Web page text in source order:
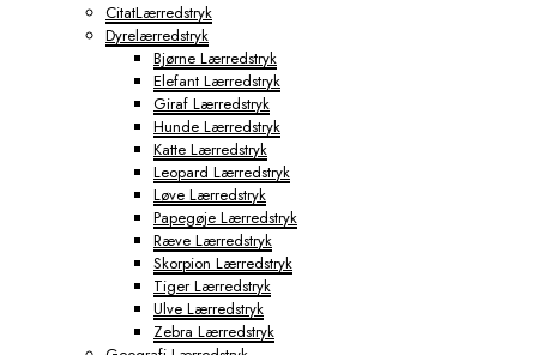
CitatLærredstryk
Dyrelærredstryk
Bjørne Lærredstryk
Elefant Lærredstryk
Giraf Lærredstryk
Hunde Lærredstryk
Katte Lærredstryk
Leopard Lærredstryk
Løve Lærredstryk
Papegøje Lærredstryk
Ræve Lærredstryk
Skorpion Lærredstryk
Tiger Lærredstryk
Ulve Lærredstryk
Zebra Lærredstryk